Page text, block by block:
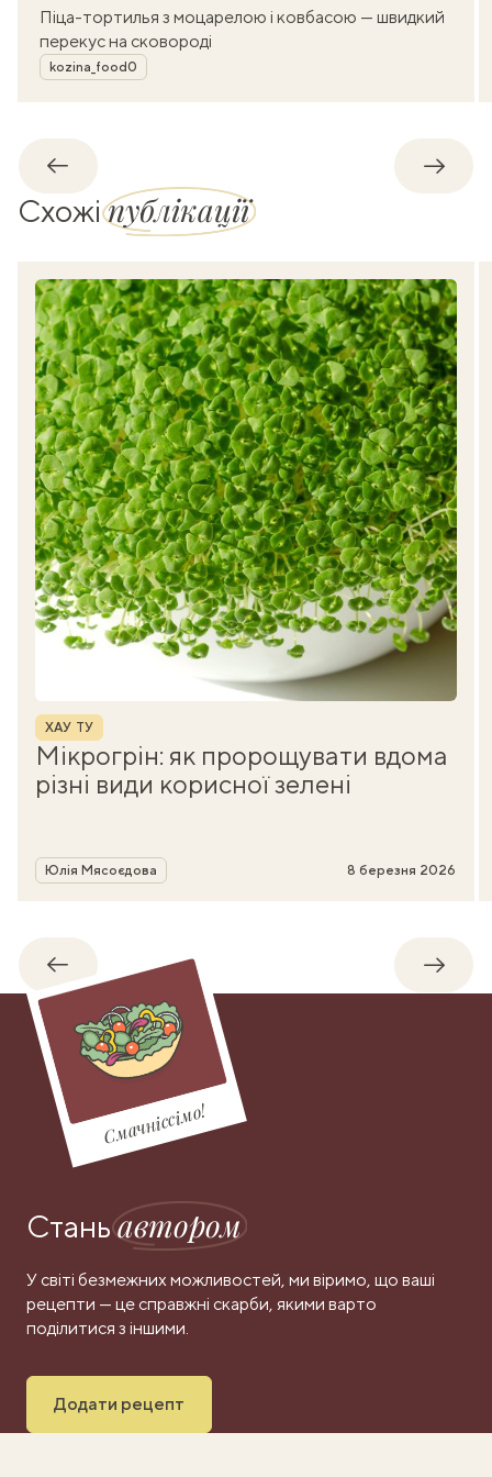
Піца-тортилья з моцарелою і ковбасою — швидкий
перекус на сковороді
Автор
kozina_food0
Назад
Схожіпублікації
Рубрика
ХАУ ТУ
Мікрогрін: як пророщувати вдома
різні види корисної зелені
Автор
Юлія Мясоєдова 8 березня 2026
Назад
Смачніссімо!
Станьавтором
У світі безмежних можливостей, ми віримо, що ваші
рецепти — це справжні скарби, якими варто
поділитися з іншими.
Додати рецепт